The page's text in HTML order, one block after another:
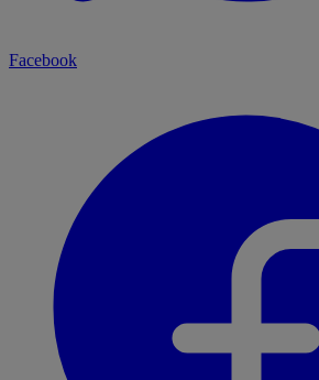
Facebook